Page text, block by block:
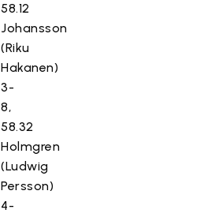
58.12
Johansson
(Riku
Hakanen)
3-
8,
58.32
Holmgren
(Ludwig
Persson)
4-